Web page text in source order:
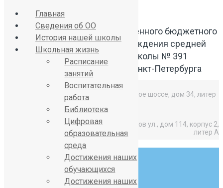
Официальный сайт Государственного бюджетного
общеобразовательного учреждения средней
общеобразовательной школы № 391
Красносельского района Санкт-Петербурга
Средняя школа: Горелово, Красносельское шоссе, дом 34, литер
Начальная школа: Горелово, Коммунаров ул., дом 114, корпус 2,
литер А
Главная
Сведения об ОО
История нашей школы
Школьная жизнь
Расписание
занятий
Воспитательная
работа
Библиотека
Цифровая
образовательная
среда
Достижения наших
обучающихся
Достижения наших